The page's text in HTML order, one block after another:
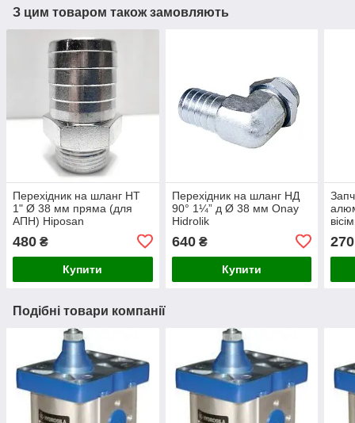
З цим товаром також замовляють
Перехідник на шланг НТ
1" Ø 38 мм пряма (для
АПН) Hiposan
480 ₴
Купити
Перехідник на шланг НД
90° 1¼” д Ø 38 мм Onay
Hidrolik
640₴
Купити
270
Подібні товари компанії